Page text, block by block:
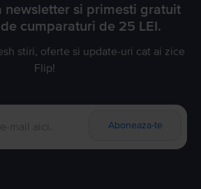
newsletter si primesti gratuit
cumparaturi de 25 LEI.
stiri, oferte si update-uri cat ai zice
Flip!
Aboneaza-te